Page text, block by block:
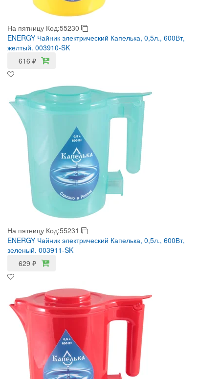
На пятницу Код:55230
ENERGY Чайник электрический Капелька, 0,5л., 600Вт,
желтый. 003910-SK
616 ₽
На пятницу Код:55231
ENERGY Чайник электрический Капелька, 0,5л., 600Вт,
зеленый. 003911-SK
629 ₽